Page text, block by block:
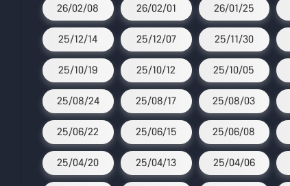
26/02/08 26/02/01 26/01/25
25/12/14 25/12/07 25/11/30
25/10/19 25/10/12 25/10/05
25/08/24 25/08/17 25/08/03
25/06/22 25/06/15 25/06/08
25/04/20 25/04/13 25/04/06